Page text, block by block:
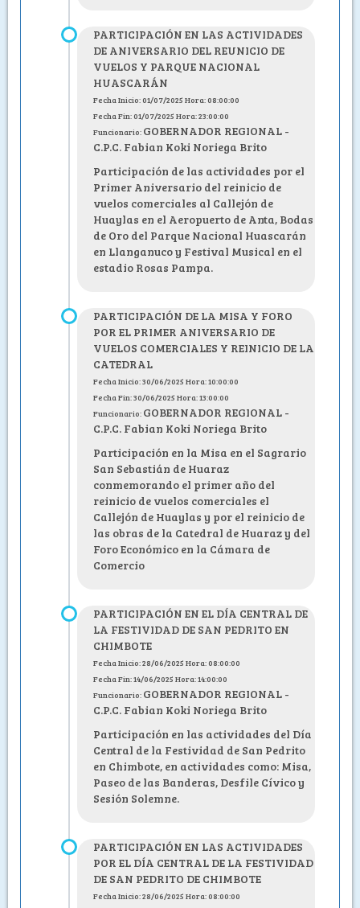
PARTICIPACIÓN EN LAS ACTIVIDADES
DE ANIVERSARIO DEL REUNICIO DE
VUELOS Y PARQUE NACIONAL
HUASCARÁN
Fecha Inicio: 01/07/2025 Hora: 08:00:00
Fecha Fin: 01/07/2025 Hora: 23:00:00
Funcionario: GOBERNADOR REGIONAL -
C.P.C. Fabian Koki Noriega Brito
Participación de las actividades por el
Primer Aniversario del reinicio de
vuelos comerciales al Callejón de
Huaylas en el Aeropuerto de Anta, Bodas
de Oro del Parque Nacional Huascarán
en Llanganuco y Festival Musical en el
estadio Rosas Pampa.
PARTICIPACIÓN DE LA MISA Y FORO
POR EL PRIMER ANIVERSARIO DE
VUELOS COMERCIALES Y REINICIO DE LA
CATEDRAL
Fecha Inicio: 30/06/2025 Hora: 10:00:00
Fecha Fin: 30/06/2025 Hora: 13:00:00
Funcionario: GOBERNADOR REGIONAL -
C.P.C. Fabian Koki Noriega Brito
Participación en la Misa en el Sagrario
San Sebastián de Huaraz
conmemorando el primer año del
reinicio de vuelos comerciales el
Callejón de Huaylas y por el reinicio de
las obras de la Catedral de Huaraz y del
Foro Económico en la Cámara de
Comercio
PARTICIPACIÓN EN EL DÍA CENTRAL DE
LA FESTIVIDAD DE SAN PEDRITO EN
CHIMBOTE
Fecha Inicio: 28/06/2025 Hora: 08:00:00
Fecha Fin: 14/06/2025 Hora: 14:00:00
Funcionario: GOBERNADOR REGIONAL -
C.P.C. Fabian Koki Noriega Brito
Participación en las actividades del Día
Central de la Festividad de San Pedrito
en Chimbote, en actividades como: Misa,
Paseo de las Banderas, Desfile Cívico y
Sesión Solemne.
PARTICIPACIÓN EN LAS ACTIVIDADES
POR EL DÍA CENTRAL DE LA FESTIVIDAD
DE SAN PEDRITO DE CHIMBOTE
Fecha Inicio: 28/06/2025 Hora: 08:00:00